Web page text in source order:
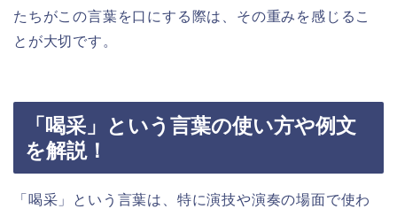
たちがこの言葉を口にする際は、その重みを感じるこ
とが大切です。
「喝采」という言葉の使い方や例文
を解説！
「喝采」という言葉は、特に演技や演奏の場面で使わ